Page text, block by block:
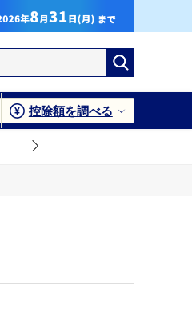
控除額を調べる